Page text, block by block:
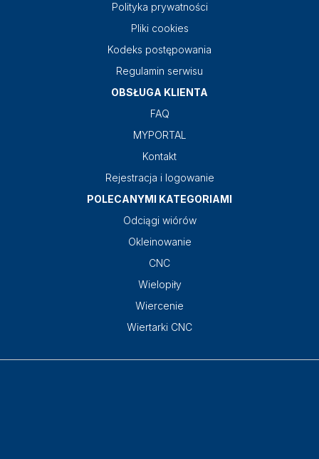
Polityka prywatności
Pliki cookies
Kodeks postępowania
Regulamin serwisu
OBSŁUGA KLIENTA
FAQ
MYPORTAL
Kontakt
Rejestracja i logowanie
POLECANYMI KATEGORIAMI
Odciągi wiórów
Okleinowanie
CNC
Wielopiły
Wiercenie
Wiertarki CNC